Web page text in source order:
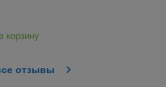
корзину
отзывы